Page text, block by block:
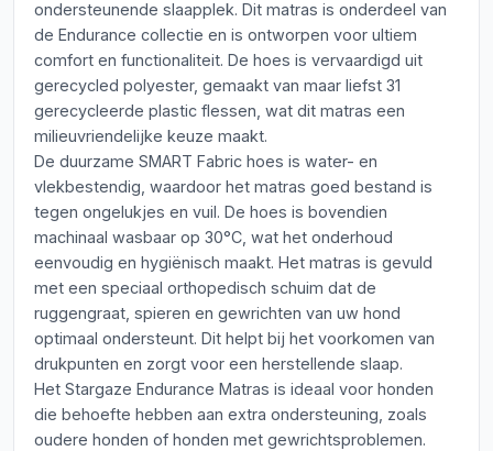
ondersteunende slaapplek. Dit matras is onderdeel van
de Endurance collectie en is ontworpen voor ultiem
comfort en functionaliteit. De hoes is vervaardigd uit
gerecycled polyester, gemaakt van maar liefst 31
gerecycleerde plastic flessen, wat dit matras een
milieuvriendelijke keuze maakt.
De duurzame SMART Fabric hoes is water- en
vlekbestendig, waardoor het matras goed bestand is
tegen ongelukjes en vuil. De hoes is bovendien
machinaal wasbaar op 30°C, wat het onderhoud
eenvoudig en hygiënisch maakt. Het matras is gevuld
met een speciaal orthopedisch schuim dat de
ruggengraat, spieren en gewrichten van uw hond
optimaal ondersteunt. Dit helpt bij het voorkomen van
drukpunten en zorgt voor een herstellende slaap.
Het Stargaze Endurance Matras is ideaal voor honden
die behoefte hebben aan extra ondersteuning, zoals
oudere honden of honden met gewrichtsproblemen.